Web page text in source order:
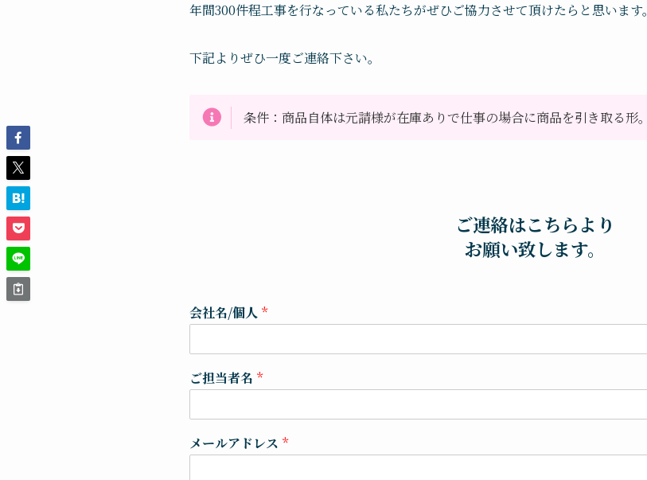
年間300件程工事を行なっている私たちがぜひご協力させて頂けたらと思います。
下記よりぜひ一度ご連絡下さい。
条件：商品自体は元請様が在庫ありで仕事の場合に商品を引き取る形。
ご連絡はこちらより
お願い致します。
会社名/個人 *
ご担当者名 *
メールアドレス *